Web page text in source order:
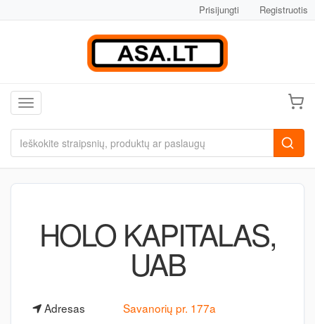
Prisijungti Registruotis
Toggle navigation
HOLO KAPITALAS,
UAB
Adresas
Savanorių pr. 177a